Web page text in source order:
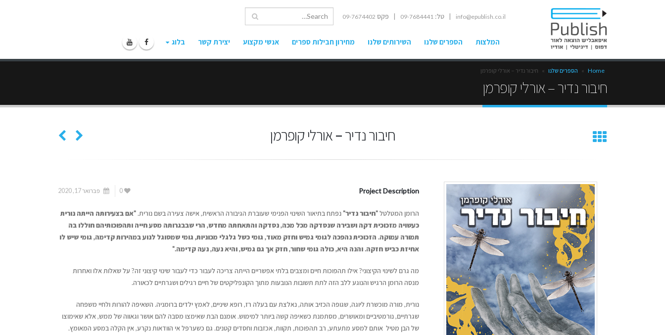
info@epublish.co.il | טל: 09-7684441 | פקס 09-7674402
המלצות הספרים שלנו השירותים שלנו מחירון חבילות ספרים אנשי מקצוע יצירת קשר בלוג
Home
» הספרים שלנו » חיבור נדיר – אורלי קופרמן
חיבור נדיר – אורלי קופרמן
חיבור נדיר – אורלי קופרמן
Project Description
0 פברואר 17, 2020
הרומן המטלטל"חיבור נדיר"נפתח בתיאור השינוי הפנימי שעוברת הגיבורה הראשית, אישה צעירה בשם נורית. "אם בצעירותה הייתה נורית
כעשויה מזכוכית דקה ושבירה שנסדקה מכל מכה, נסדקה והתאחתה מחדש, הרי שבבגרותה מסע חייה ותהפוכותיהם חוללו בה
תמורה עמוקה. הזכוכית נהפכה לגומי גמיש וחזק מאוד, גומי כשל גלגלי מכוניות, גומי שמסוגל לנוע במהירות קדימה, גומי שיש לו
אחיזת כביש חזקה. והנה היא, כולה גומי שחור, חזק אך גם גמיש, והיא נעה, נעה קדימה."
מה גרם לשינוי הקיצוני? אילו תהפוכות חיים ומצבים בלתי אפשריים הייתה צריכה לעבור כדי לעבור שינוי קיצוני זה? על שאלות אלו ואחרות
מנסה הרומן הרגיש והנוגע ללב הזה לתת תשובות הנובעות מתוך הקונפליקטים של חיים רגילים ושגרתיים לכאורה.
נורית, מורה מוכשרת ליוגה, שגופה הכזיב אותה, נאלצת עם בעלה רז, רופא שיניים, לאמץ ילדים ברומניה. השאיפה להורות ולחיי משפחה
שגרתיים, נורמטיביים ומאושרים, מסתמנת כשאיפה קשה ביותר למימוש. אומנם הבת שאימצו מסבה להם אושר וגאווה של ממש, אלא שאימוצו
של הבן מטיל אותם למסע מתעתע, רב תהפוכות, תקוות, אכזבות וחסדים קטנים. גם כשערפל אי הוודאות נקרע, אין הקלה במסע המאומץ.